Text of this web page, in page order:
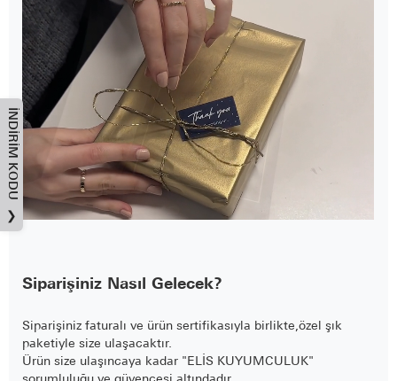
Siparişiniz Nasıl Gelecek?
Siparişiniz faturalı ve ürün sertifikasıyla birlikte,özel şık
paketiyle size ulaşacaktır.
Ürün size ulaşıncaya kadar "ELİS KUYUMCULUK"
İNDIRIM KODU
❯